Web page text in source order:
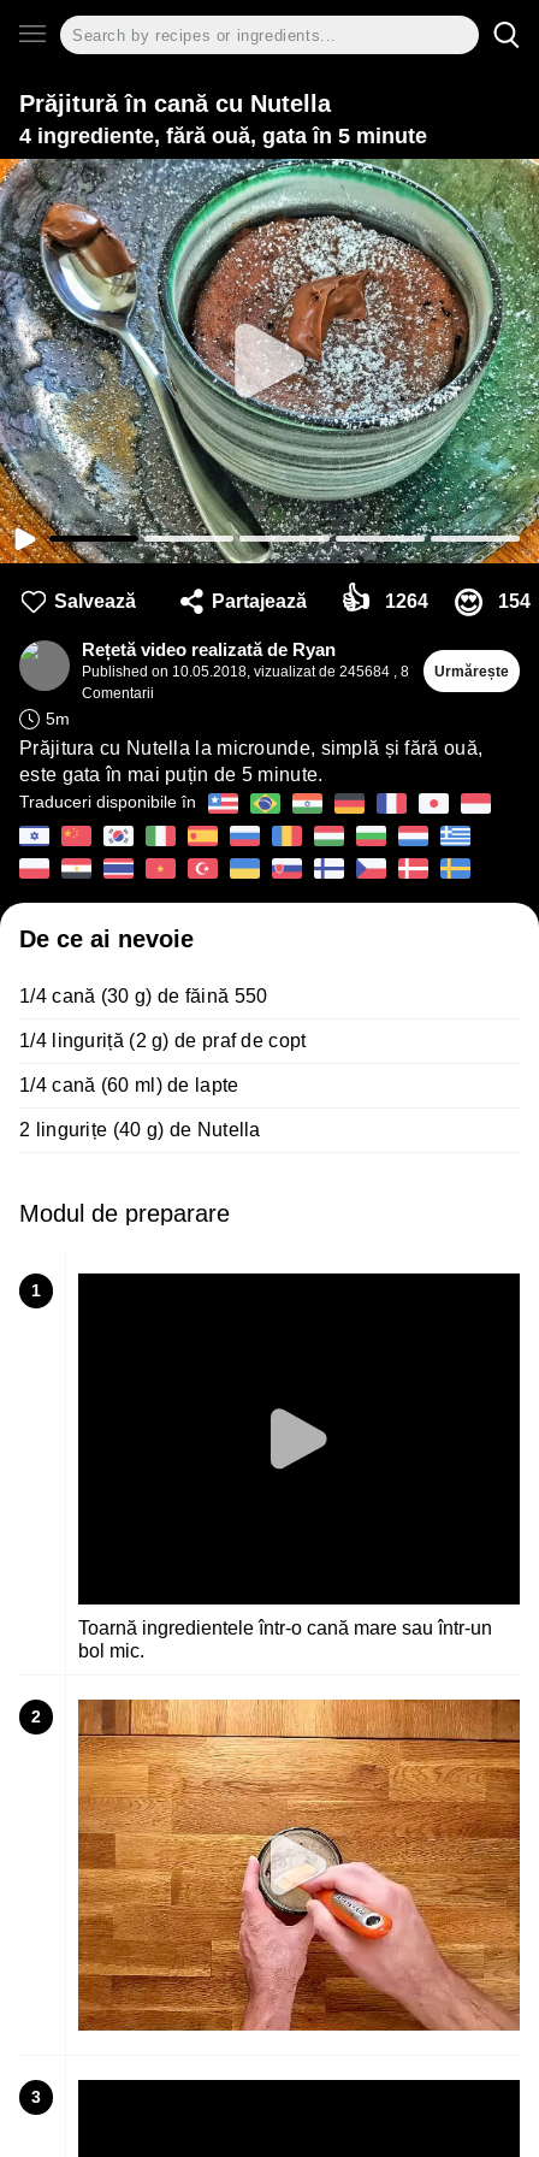
Prăjitură în cană cu Nutella
4 ingrediente, fără ouă, gata în 5 minute
Salvează Partajează 👍 1264 😍 154
Rețetă video realizată de Ryan
Published on 10.05.2018, vizualizat de 245684 , 8
Comentarii
Urmărește
5m
Prăjitura cu Nutella la microunde, simplă și fără ouă,
este gata în mai puțin de 5 minute.
Traduceri disponibile în
De ce ai nevoie
1/4 cană (30 g) de făină 550
1/4 linguriță (2 g) de praf de copt
1/4 cană (60 ml) de lapte
2 lingurițe (40 g) de Nutella
Modul de preparare
1
Toarnă ingredientele într-o cană mare sau într-un
bol mic.
2
3